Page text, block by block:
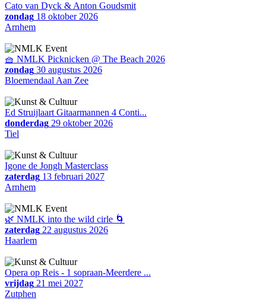
Cato van Dyck & Anton Goudsmit
zondag 18 oktober 2026
Arnhem
🧺 NMLK Picknicken @ The Beach 2026
zondag 30 augustus 2026
Bloemendaal Aan Zee
Ed Struijlaart Gitaarmannen 4 Conti...
donderdag 29 oktober 2026
Tiel
Igone de Jongh Masterclass
zaterdag 13 februari 2027
Arnhem
🌿 NMLK into the wild cirle 🌀
zaterdag 22 augustus 2026
Haarlem
Opera op Reis - 1 sopraan-Meerdere ...
vrijdag 21 mei 2027
Zutphen